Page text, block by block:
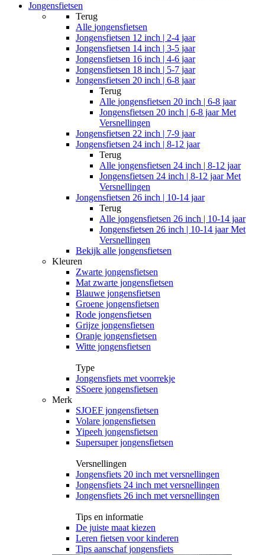
Jongensfietsen
Terug
Alle jongensfietsen
Jongensfietsen 12 inch | 2-4 jaar
Jongensfietsen 14 inch | 3-5 jaar
Jongensfietsen 16 inch | 4-6 jaar
Jongensfietsen 18 inch | 5-7 jaar
Jongensfietsen 20 inch | 6-8 jaar
Terug
Alle jongensfietsen 20 inch | 6-8 jaar
Jongensfietsen 20 inch | 6-8 jaar Met
Versnellingen
Jongensfietsen 22 inch | 7-9 jaar
Jongensfietsen 24 inch | 8-12 jaar
Terug
Alle jongensfietsen 24 inch | 8-12 jaar
Jongensfietsen 24 inch | 8-12 jaar Met
Versnellingen
Jongensfietsen 26 inch | 10-14 jaar
Terug
Alle jongensfietsen 26 inch | 10-14 jaar
Jongensfietsen 26 inch | 10-14 jaar Met
Versnellingen
Bekijk alle jongensfietsen
Kleuren
Zwarte jongensfietsen
Mat zwarte jongensfietsen
Blauwe jongensfietsen
Groene jongensfietsen
Rode jongensfietsen
Grijze jongensfietsen
Oranje jongensfietsen
Witte jongensfietsen
Type
Jongensfiets met voorrekje
SSoere jongensfietsen
Merk
SJOEF jongensfietsen
Volare jongensfietsen
Yipeeh jongensfietsen
Supersuper jongensfietsen
Versnellingen
Jongensfiets 20 inch met versnellingen
Jongensfiets 24 inch met versnellingen
Jongensfiets 26 inch met versnellingen
Tips en informatie
De juiste maat kiezen
Leren fietsen voor kinderen
Tips aanschaf jongensfiets